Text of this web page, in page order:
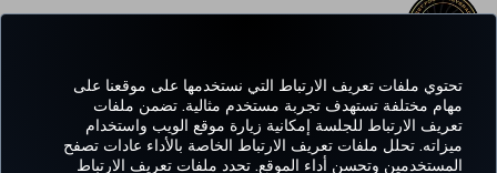
تحتوي ملفات تعريف الارتباط التي نستخدمها على موقعنا على
مهام مختلفة تستهدف تجربة مستخدم مثالية. تضمن ملفات
تعريف الارتباط للجلسة إمكانية زيارة موقع الويب واستخدام
ميزاته. تحلل ملفات تعريف الارتباط الخاصة بالأداء عادات تصفح
المستخدمين وتحسن أداء الموقع. تحدد ملفات تعريف الارتباط
Facebook
Twitter
Instagram
YouTube
LinkedIn
تيك توك
Blog
Pinterest